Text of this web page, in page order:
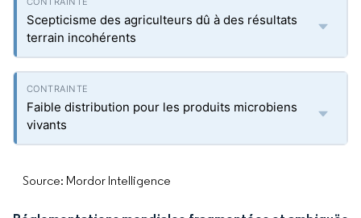
Scepticisme des agriculteurs dû à des résultats
terrain incohérents
Faible distribution pour les produits microbiens
vivants
Source: Mordor Intelligence